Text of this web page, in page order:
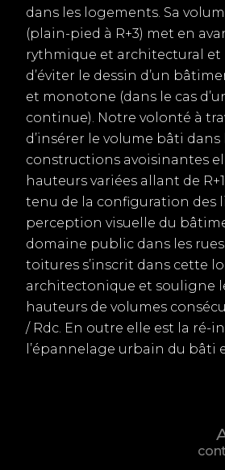
dans les logements. Sa
(plain-pied à R+3) met en
rythmique et architectural et
d’éviter le dessin d’un
et monotone (dans le cas
continue). Notre volonté à
d’insérer le volume bâti
constructions avoisinantes
hauteurs variées allant de
tenu de la configuration des
perception visuelle du
domaine public dans les
toitures s’inscrit dans cette
architectonique et souligne
hauteurs de volumes
/ Rdc. En outre elle est la ré-
l’épannelage urbain du bâti